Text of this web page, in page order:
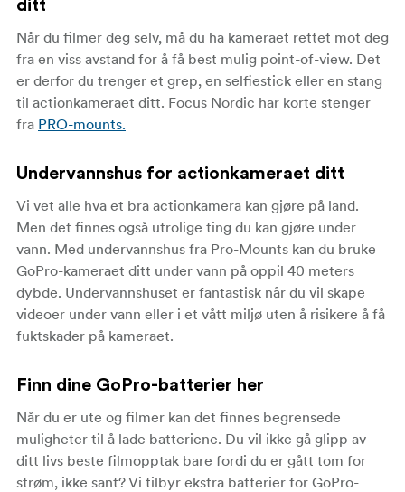
ditt
Når du filmer deg selv, må du ha kameraet rettet mot deg
fra en viss avstand for å få best mulig point-of-view. Det
er derfor du trenger et grep, en selfiestick eller en stang
til actionkameraet ditt. Focus Nordic har korte stenger
fra PRO-mounts.
Undervannshus for actionkameraet ditt
Vi vet alle hva et bra actionkamera kan gjøre på land.
Men det finnes også utrolige ting du kan gjøre under
vann. Med undervannshus fra Pro-Mounts kan du bruke
GoPro-kameraet ditt under vann på oppil 40 meters
dybde. Undervannshuset er fantastisk når du vil skape
videoer under vann eller i et vått miljø uten å risikere å få
fuktskader på kameraet.
Finn dine GoPro-batterier her
Når du er ute og filmer kan det finnes begrensede
muligheter til å lade batteriene. Du vil ikke gå glipp av
ditt livs beste filmopptak bare fordi du er gått tom for
strøm, ikke sant? Vi tilbyr ekstra batterier for GoPro-